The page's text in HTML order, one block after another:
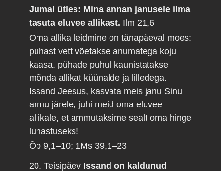
Jumal ütles: Mina annan janusele ilma
tasuta eluvee allikast. Ilm 21,6
Oma allika leidmine on tänapäeval moes:
puhast vett võetakse anumatega koju
kaasa, pühade puhul kaunistatakse
mõnda allikat küünalde ja lilledega.
Issand Jeesus, kasvata meis janu Sinu
armu järele, juhi meid oma eluvee
allikale, et ammutaksime sealt oma hinge
lunastuseks!
Õp 9,1–10; 1Ms 39,1–23
20. Teisipäev Issand on kaldunud